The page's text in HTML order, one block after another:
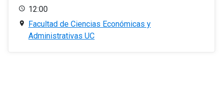
12:00
Facultad de Ciencias Económicas y
Administrativas UC